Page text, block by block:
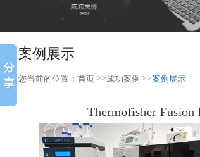
案例展示
您当前的位置： 首页 >>成功案例 >>案例展示
Thermofisher Fusion